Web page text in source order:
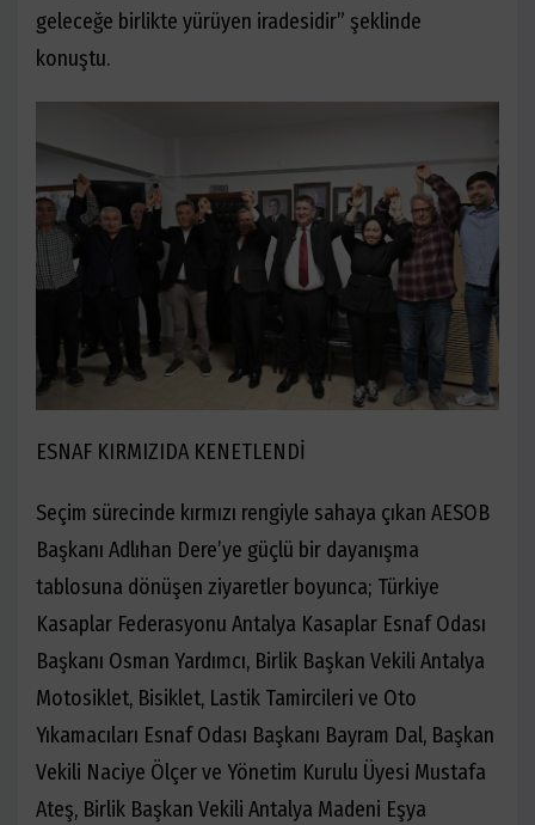
geleceğe birlikte yürüyen iradesidir” şeklinde
konuştu.
ESNAF KIRMIZIDA KENETLENDİ
Seçim sürecinde kırmızı rengiyle sahaya çıkan AESOB
Başkanı Adlıhan Dere’ye güçlü bir dayanışma
tablosuna dönüşen ziyaretler boyunca; Türkiye
Kasaplar Federasyonu Antalya Kasaplar Esnaf Odası
Başkanı Osman Yardımcı, Birlik Başkan Vekili Antalya
Motosiklet, Bisiklet, Lastik Tamircileri ve Oto
Yıkamacıları Esnaf Odası Başkanı Bayram Dal, Başkan
Vekili Naciye Ölçer ve Yönetim Kurulu Üyesi Mustafa
Ateş, Birlik Başkan Vekili Antalya Madeni Eşya